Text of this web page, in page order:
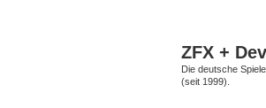
ZFX +
Die deutsche
(seit 1999).